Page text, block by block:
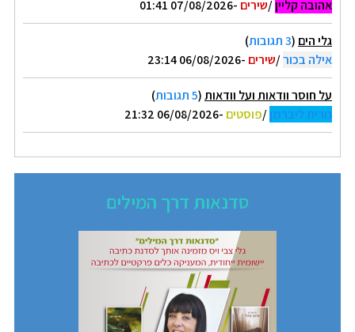
אהובה קליין/שירים -07/08/2026 01:41
גלי הים (3 תגובות
)
אילה בכור/שירים -06/08/2026 23:14
על חוסר וודאות ועל וודאות(5 תגובות
)
נורית ליברמן/פוסטים -06/08/2026 21:32
סדנאות דרך המילים